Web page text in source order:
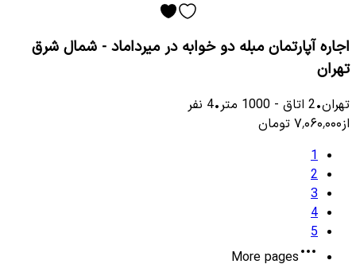
اجاره آپارتمان مبله دو خوابه در میرداماد - شمال شرق
تهران
تهران•
2 اتاق -
1000 متر•
4 نفر
از۷٬۰۶۰٬۰۰۰ تومان
1
2
3
4
5
More pages